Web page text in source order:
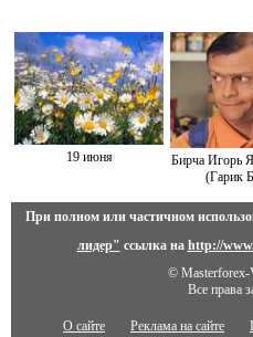
19 июня
Бирча Игорь
(Гарик
При полном или частичном
лидер" ссылка на http://
© Masterforex-
Все права
О сайте Реклама на сайте